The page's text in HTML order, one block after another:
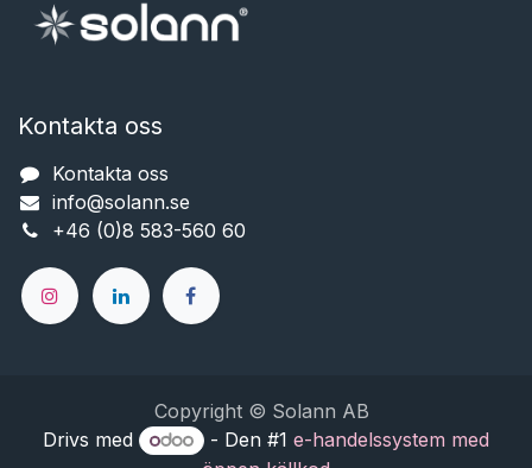
Kontakta oss
Kontakta oss
info@solann.se​​​​​​
+46 (0)8 583-560 60
Copyright © Solann AB
Drivs med
- Den #1 e-handelssystem med